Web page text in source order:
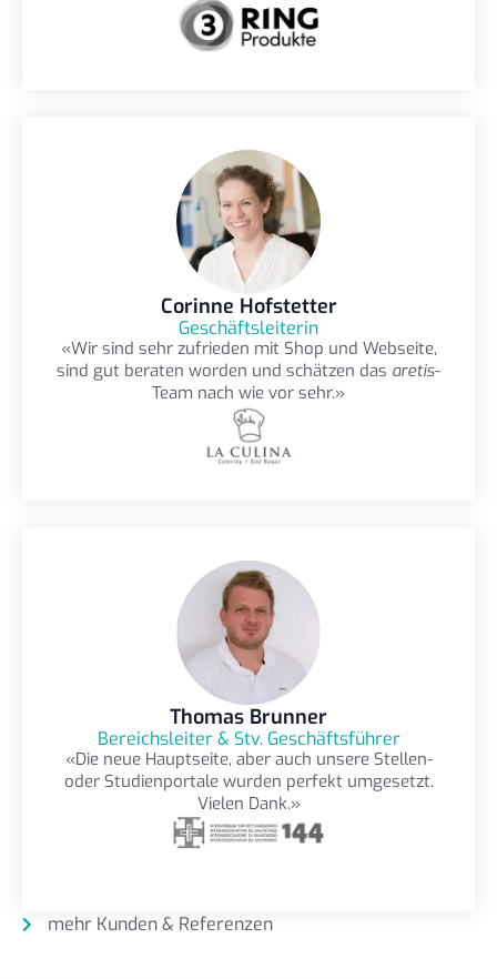
Corinne Hofstetter
Geschäftsleiterin
«Wir sind sehr zufrieden mit Shop und Webseite,
sind gut beraten worden und schätzen das aretis-
Team nach wie vor sehr.»
Thomas Brunner
Bereichsleiter & Stv. Geschäftsführer
«Die neue Hauptseite, aber auch unsere Stellen-
oder Studienportale wurden perfekt umgesetzt.
Vielen Dank.»
mehr Kunden & Referenzen